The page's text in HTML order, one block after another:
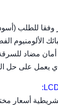
للطلب (أسود